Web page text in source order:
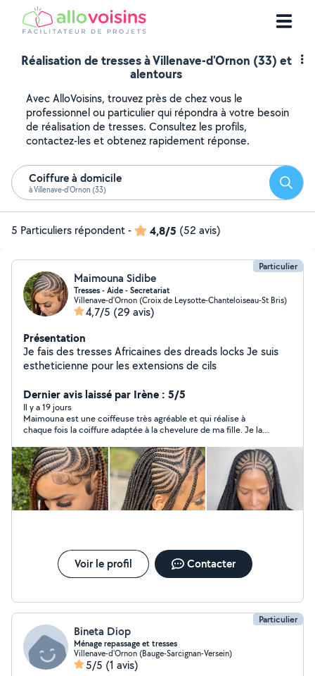
Réalisation de tresses à Villenave-d'Ornon (33) et
alentours
Avec AlloVoisins, trouvez près de chez vous le
professionnel ou particulier qui répondra à votre besoin
de réalisation de tresses. Consultez les profils,
contactez-les et obtenez rapidement réponse.
Coiffure à domicile
à Villenave-d'Ornon (33)
5 Particuliers répondent- 4,8/5 (52 avis)
Particulier
Maimouna Sidibe
Tresses - Aide - Secretariat
Villenave-d'Ornon (Croix de Leysotte-Chanteloiseau-St Bris)
4,7/5 (29 avis)
Présentation
Je fais des tresses Africaines des dreads locks Je suis
estheticienne pour les extensions de cils
Dernier avis laissé par Irène : 5/5
Il y a 19 jours
Maimouna est une coiffeuse très agréable et qui réalise à
chaque fois la coiffure adaptée à la chevelure de ma fille. Je la
Voir le profil Contacter
Particulier
Bineta Diop
Ménage repassage et tresses
Villenave-d'Ornon (Bauge-Sarcignan-Versein)
5/5 (1 avis)